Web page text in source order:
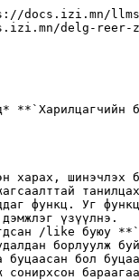
delg-reer-
харах, шинэчлэх
функц. Уг
үзүүлнэ.
/like буюу
борлуулж
бол